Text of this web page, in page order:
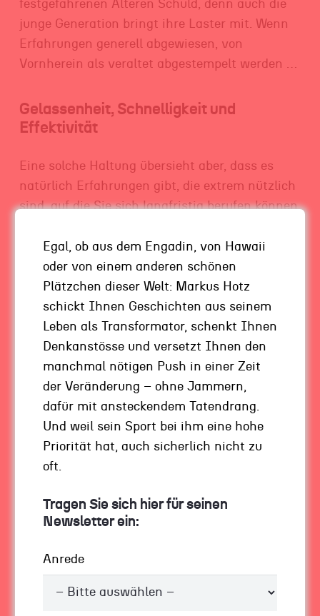
festgefahrenen Älteren Schuld, denn auch die
junge Generation bringt ihre Laster mit. Wenn
Erfahrungen generell abgewiesen, von
Vornherein als veraltet abgestempelt werden …
Gelassenheit, Schnelligkeit und
Effektivität
Eine solche Haltung übersieht aber, dass es
natürlich Erfahrungen gibt, die extrem nützlich
sind, auf die Sie sich langfristig berufen können.
Stresssituationen, im Umgang mit Menschen.
Da haben viele der älteren Generation nun mal
Dinge erlebt, die langlebig von Belang sind.
Doch natürlich können diese älteren Menschen,
die ihr Business weiter voranbringen wollen,
auch viel von den Jungen mitnehmen: Zum
Beispiel Flexibilität, Agilität, Schnelligkeit.
Wer erfahren, gelassen und stabil ist, der tut
ganz gut daran, mal frische Luft reinzulassen.
Und wenn auch nur, um hin und wieder zu
überprüfen, ob die Stabilität noch berechtigt ist.
Veränderung ist. Ich mache das selbst immer
gerne mit
So können Sie die Effektivität und Effizienz im
Egal, ob aus dem Engadin, von Hawaii
oder von einem anderen schönen
Plätzchen dieser Welt: Markus Hotz
schickt Ihnen Geschichten aus seinem
Leben als Transformator, schenkt Ihnen
Denkanstösse und versetzt Ihnen den
manchmal nötigen Push in einer Zeit
der Veränderung – ohne Jammern,
dafür mit ansteckendem Tatendrang.
Und weil sein Sport bei ihm eine hohe
Priorität hat, auch sicherlich nicht zu
oft.
Tragen Sie sich hier für seinen
Newsletter ein:
Anrede